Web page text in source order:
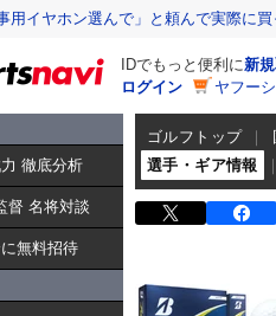
用イヤホン選んで」と頼んで実際に買
IDでもっと便利に新
ログイン
ヤフー
徹底分析
督 名将対談
無料招待
ゴルフトップ
選手・ギア情報